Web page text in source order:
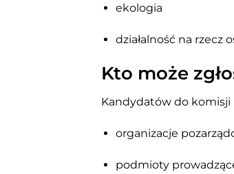
ekologia
działalność na
Kto może
Kandydatów do komisji
organizacje
podmioty